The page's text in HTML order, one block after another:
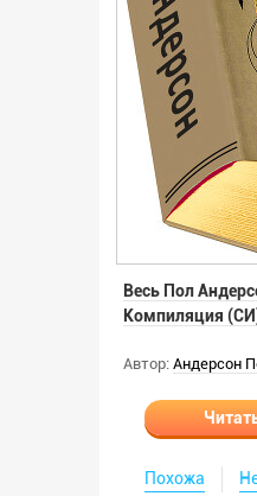
Весь Пол
Компиляция
Автор: Андерсон
Похожа